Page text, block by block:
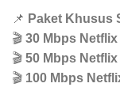
📌 Paket Khusus
🎬 30 Mbps
🎬 50 Mbps
🎬 100 Mbps